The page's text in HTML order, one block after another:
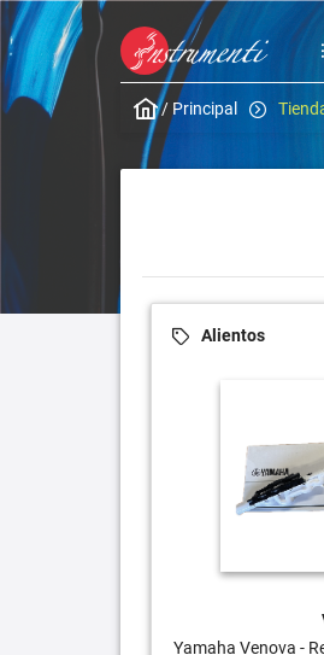
/ Principal
Alientos
Yamaha Venova -